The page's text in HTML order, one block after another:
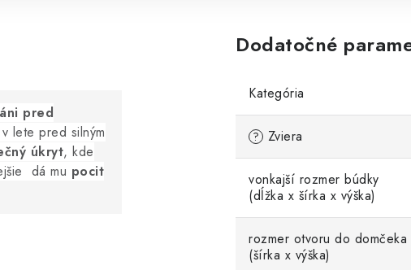
pred
lete pred silným
úkryt, kde
dá mu pocit
Dodatočné
Kategória
? Zviera
vonkajší rozmer búdky
(dĺžka x šírka x výška)
rozmer otvoru do domčeka
(šírka x výška)